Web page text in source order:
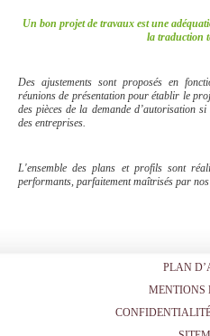
Un bon projet de travaux est une
la traduction
Des ajustements sont proposés en
réunions de présentation pour établir le
des pièces de la demande d’autorisation
des entreprises.
L'ensemble des plans et profils sont
performants, parfaitement maîtrisés par
PLAN
MENTIONS